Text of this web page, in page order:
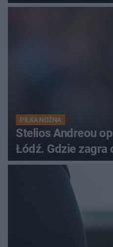
PIŁKA NOŻNA
Stelios Andreou
Łódź. Gdzie zagra